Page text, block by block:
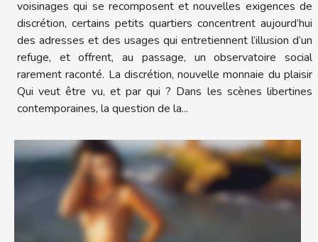
voisinages qui se recomposent et nouvelles exigences de
discrétion, certains petits quartiers concentrent aujourd’hui
des adresses et des usages qui entretiennent l’illusion d’un
refuge, et offrent, au passage, un observatoire social
rarement raconté. La discrétion, nouvelle monnaie du plaisir
Qui veut être vu, et par qui ? Dans les scènes libertines
contemporaines, la question de la...